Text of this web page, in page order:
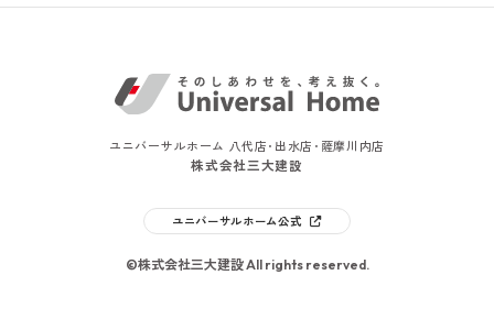
ユニバーサルホーム 八代店･出水店･薩摩川内店
株式会社三大建設
ユニバーサルホーム公式
©株式会社三大建設 All rights reserved.